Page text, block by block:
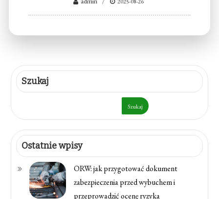
Szukaj
Szukaj
Ostatnie wpisy
ORW: jak przygotować dokument
zabezpieczenia przed wybuchem i
przeprowadzić ocenę ryzyka